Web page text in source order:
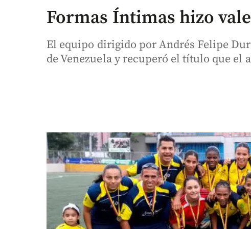
Formas Íntimas hizo
El equipo dirigido por Andrés Felipe
de Venezuela y recuperó el título que el